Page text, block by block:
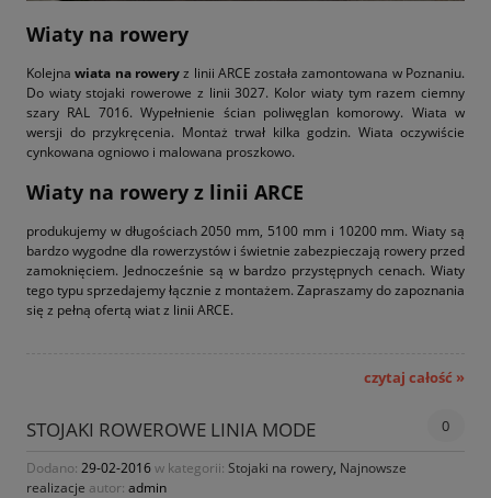
Wiaty na rowery
Kolejnawiata na roweryz linii ARCE została zamontowana w Poznaniu.
Do wiaty stojaki rowerowe z linii 3027. Kolor wiaty tym razem ciemny
szary RAL 7016. Wypełnienie ścian poliwęglan komorowy. Wiata w
wersji do przykręcenia. Montaż trwał kilka godzin. Wiata oczywiście
cynkowana ogniowo i malowana proszkowo.
Wiaty na rowery z linii ARCE
produkujemy w długościach 2050 mm, 5100 mm i 10200 mm. Wiaty są
bardzo wygodne dla rowerzystów i świetnie zabezpieczają rowery przed
zamoknięciem. Jednocześnie są w bardzo przystępnych cenach. Wiaty
tego typu sprzedajemy łącznie z montażem. Zapraszamy do zapoznania
się z pełną ofertą wiat z linii ARCE.
czytaj całość »
STOJAKI ROWEROWE LINIA MODE 0
Dodano: 29-02-2016w kategorii: Stojaki na rowery, Najnowsze
realizacje autor: admin